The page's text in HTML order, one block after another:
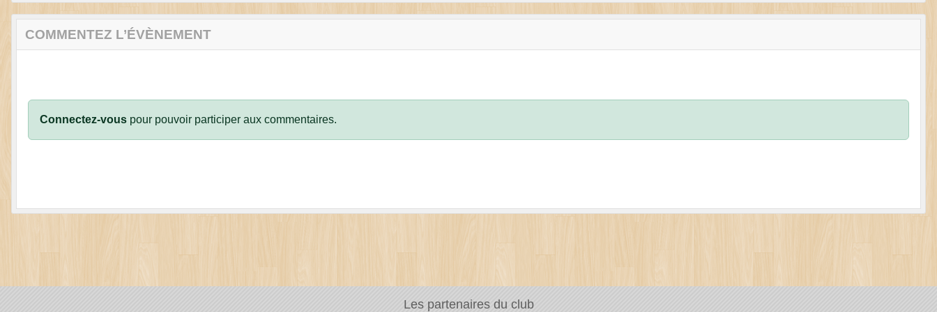
COMMENTEZ L’ÉVÈNEMENT
Connectez-vous pour pouvoir participer aux commentaires.
Les partenaires du club